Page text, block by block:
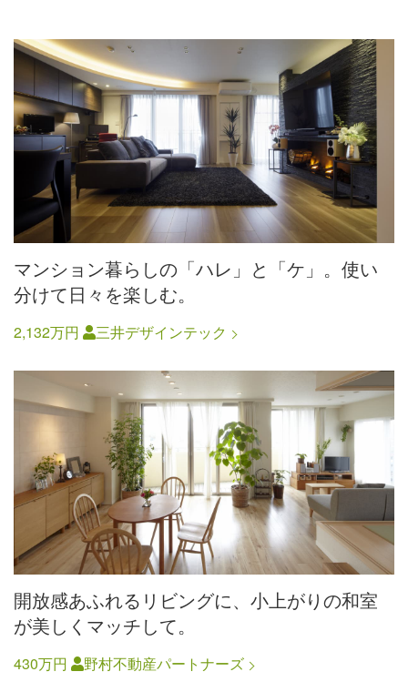
マンション暮らしの「ハレ」と「ケ」。使い
分けて日々を楽しむ。
2,132万円 三井デザインテック
開放感あふれるリビングに、小上がりの和室
が美しくマッチして。
430万円 野村不動産パートナーズ